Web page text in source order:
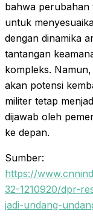
bahwa
untuk
dengan dinamika
tantangan
kompleks.
akan potensi
militer tetap
dijawab oleh
ke depan.
Sumber:
https://
32-1210920/dpr-
jadi-undang-